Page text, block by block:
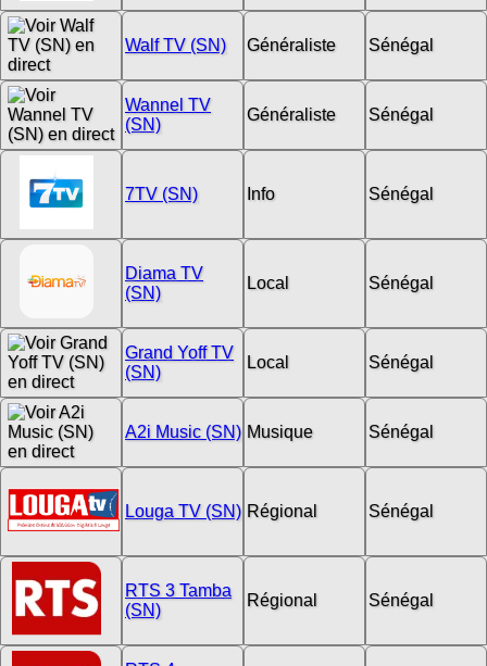
Walf TV (SN) Généraliste Sénégal
Wannel TV
(SN)
Généraliste Sénégal
7TV (SN) Info Sénégal
Diama TV
(SN)
Local Sénégal
Grand Yoff TV
(SN)
Local Sénégal
A2i Music (SN) Musique Sénégal
Louga TV (SN) Régional Sénégal
RTS 3 Tamba
(SN)
Régional Sénégal